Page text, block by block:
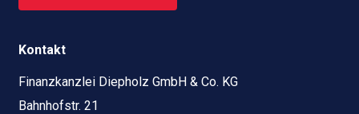
Kontakt
Finanzkanzlei Diepholz GmbH & Co. KG
Bahnhofstr. 21